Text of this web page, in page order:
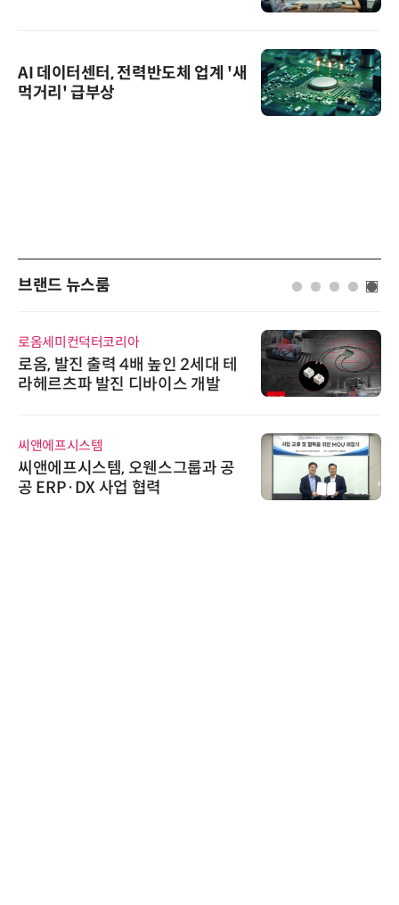
AI 데이터센터, 전력반도체 업계 '새
먹거리' 급부상
브랜드 뉴스룸
로옴세미컨덕터코리아
로옴, 발진 출력 4배 높인 2세대 테
라헤르츠파 발진 디바이스 개발
씨앤에프시스템
씨앤에프시스템, 오웬스그룹과 공
공 ERP·DX 사업 협력